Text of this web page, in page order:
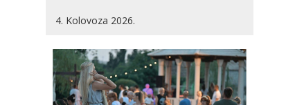
4. Kolovoza 2026.